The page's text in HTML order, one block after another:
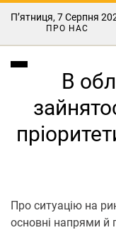
П’ятниця, 7 Серпня
ПРО НАС
В
Про ситуацію на
основні напрями й